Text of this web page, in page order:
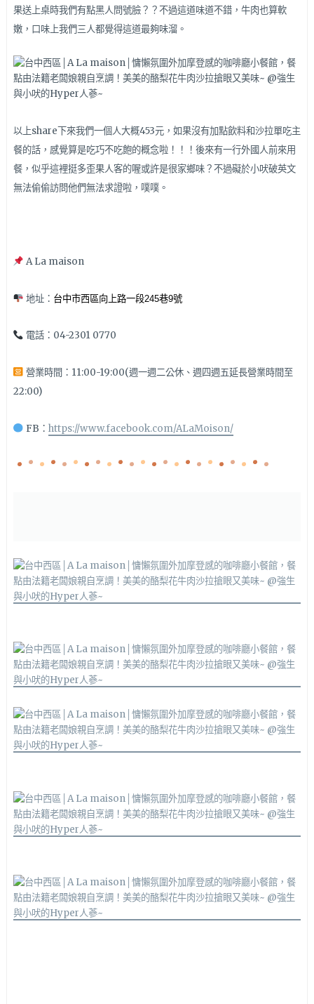
果送上桌時我們有點黑人問號臉？？不過這道味道不錯，牛肉也算軟
嫩，口味上我們三人都覺得這道最夠味溜。
以上share下來我們一個人大概453元，如果沒有加點飲料和沙拉單吃主
餐的話，感覺算是吃巧不吃飽的概念啦！！！後來有一行外國人前來用
餐，似乎這裡挺多歪果人客的喔或許是很家鄉味？不過礙於小吠破英文
無法偷偷訪問他們無法求證啦，噗噗。
A La maison
地址： 台中市西區向上路一段245巷9號
電話：04-2301 0770
營業時間：11:00-19:00(週一週二公休、週四週五延長營業時間至
22:00)
FB： https://www.facebook.com/ALaMoison/